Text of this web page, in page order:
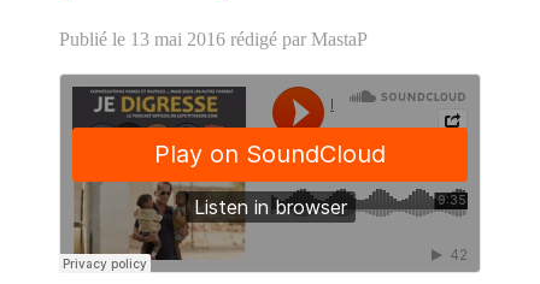
Publié le 13 mai 2016 rédigé par MastaP